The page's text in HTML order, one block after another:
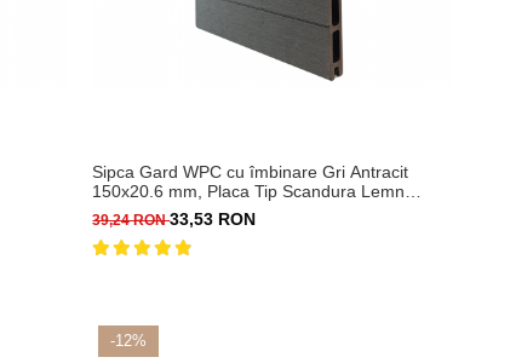
Sipca Gard WPC cu îmbinare Gri Antracit
150x20.6 mm, Placa Tip Scandura Lemn
Compozit 1 ML
39,24 RON33,53 RON
-12%